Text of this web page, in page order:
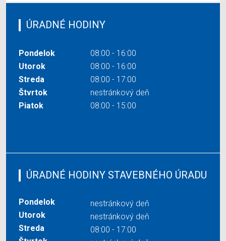
ÚRADNÉ HODINY
Pondelok
08:00 - 16:00
Utorok
08:00 - 16:00
Streda
08:00 - 17:00
Štvrtok
nestránkový deň
Piatok
08:00 - 15:00
ÚRADNÉ HODINY STAVEBNÉHO ÚRADU
Pondelok
nestránkový deň
Utorok
nestránkový deň
Streda
08:00 - 17:00